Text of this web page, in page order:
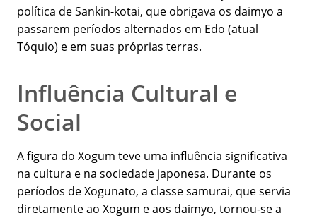
política de Sankin-kotai, que obrigava os daimyo a
passarem períodos alternados em Edo (atual
Tóquio) e em suas próprias terras.
Influência Cultural e
Social
A figura do Xogum teve uma influência significativa
na cultura e na sociedade japonesa. Durante os
períodos de Xogunato, a classe samurai, que servia
diretamente ao Xogum e aos daimyo, tornou-se a